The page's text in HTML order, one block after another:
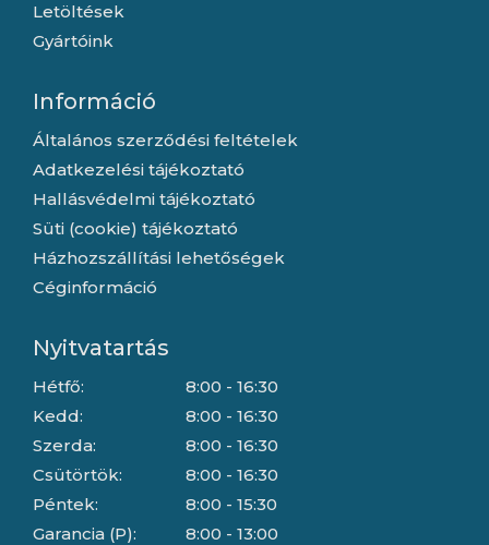
Letöltések
Gyártóink
Információ
Általános szerződési feltételek
Adatkezelési tájékoztató
Hallásvédelmi tájékoztató
Süti (cookie) tájékoztató
Házhozszállítási lehetőségek
Céginformáció
Nyitvatartás
Hétfő:
Kedd:
Szerda:
Csütörtök:
Péntek:
Garancia (P):
8:00 - 16:30
8:00 - 16:30
8:00 - 16:30
8:00 - 16:30
8:00 - 15:30
8:00 - 13:00